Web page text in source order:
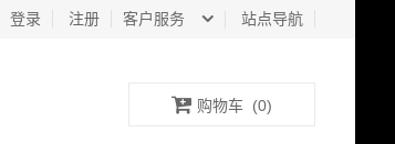
客户服务 站点导航
登录 注册
购物车 (0)